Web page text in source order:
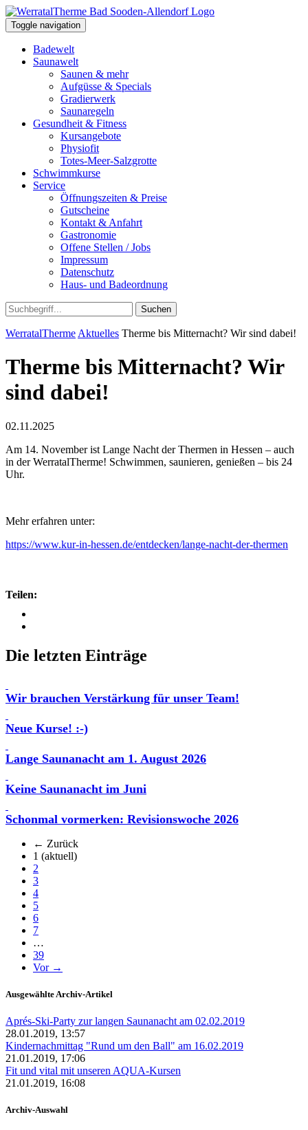
Toggle navigation
Badewelt
Saunawelt
Saunen & mehr
Aufgüsse & Specials
Gradierwerk
Saunaregeln
Gesundheit & Fitness
Kursangebote
Physiofit
Totes-Meer-Salzgrotte
Schwimmkurse
Service
Öffnungszeiten & Preise
Gutscheine
Kontakt & Anfahrt
Gastronomie
Offene Stellen / Jobs
Impressum
Datenschutz
Haus- und Badeordnung
Suchen
WerratalTherme Aktuelles Therme bis Mitternacht? Wir sind dabei!
Therme bis Mitternacht? Wir
sind dabei!
02.11.2025
Am 14. November ist Lange Nacht der Thermen in Hessen – auch
in der WerratalTherme! Schwimmen, saunieren, genießen – bis 24
Uhr.
Mehr erfahren unter:
https://www.kur-in-hessen.de/entdecken/lange-nacht-der-thermen
Teilen:
Die letzten Einträge
Wir brauchen Verstärkung für unser Team!
Neue Kurse! :-)
Lange Saunanacht am 1. August 2026
Keine Saunanacht im Juni
Schonmal vormerken: Revisionswoche 2026
← Zurück
1 (aktuell)
2
3
4
5
6
7
…
39
Vor →
Ausgewählte Archiv-Artikel
Aprés-Ski-Party zur langen Saunanacht am 02.02.2019
28.01.2019, 13:57
Kindernachmittag "Rund um den Ball" am 16.02.2019
21.01.2019, 17:06
Fit und vital mit unseren AQUA-Kursen
21.01.2019, 16:08
Archiv-Auswahl